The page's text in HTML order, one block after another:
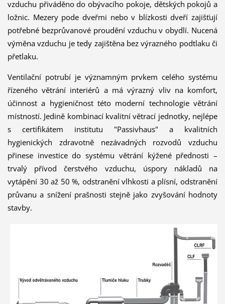
vzduchu přiváděno do obývacího pokoje, dětských pokojů a
ložnic. Mezery pode dveřmi nebo v blízkosti dveří zajišťují
potřebné bezprůvanové proudění vzduchu v obydlí. Nucená
výměna vzduchu je tedy zajištěna bez výrazného podtlaku či
přetlaku.
Ventilační potrubí je významným prvkem celého systému
řízeného větrání interiérů a má výrazný vliv na komfort,
účinnost a hygieničnost této moderní technologie větrání
místností. Jedině kombinací kvalitní větrací jednotky, nejlépe
s certifikátem institutu "Passivhaus" a kvalitních
hygienických zdravotně nezávadných rozvodů vzduchu
přinese investice do systému větrání kýžené přednosti –
trvalý přívod čerstvého vzduchu, úspory nákladů na
vytápění 30 až 50 %, odstranění vlhkosti a plísní, odstranění
průvanu a snížení prašnosti stejně jako zvyšování hodnoty
stavby.